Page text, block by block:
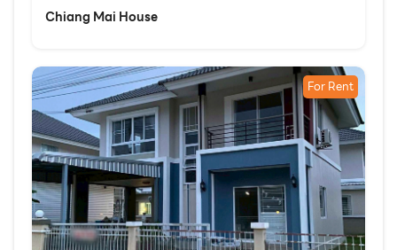
Chiang Mai House
For Rent